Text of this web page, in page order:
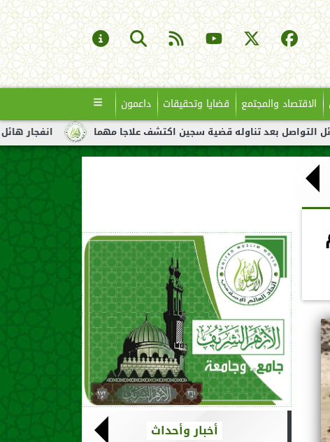
الاقتصاد والمجتمع قضايا وتحقيقات داعمون
انفجار هائل لناقلة نفط تناوله قضية سجين اكتشف علاجا مهما
أخبار وأحداث